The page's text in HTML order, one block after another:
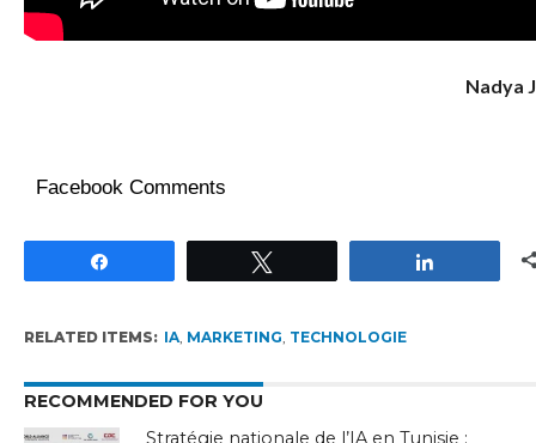
Nadya
Facebook Comments
RELATED ITEMS: IA, MARKETING TECHNOLOGIE
RECOMMENDED FOR YOU
Stratégie nationale de l’IA en Tunisie :